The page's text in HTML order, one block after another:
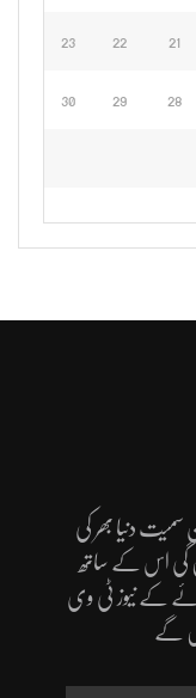
21
22
23
28
29
30
سمیت دنیا بھر کی
گی اس کے ساتھ
کے نیوز ٹی وی
گے